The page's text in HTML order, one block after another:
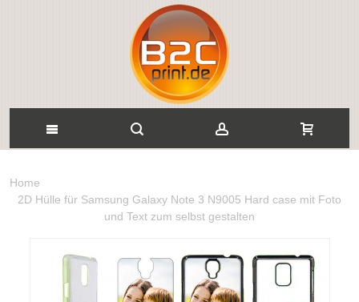
Home
2D Hülle für Samsung Galaxy Note 3 N9005 Hard case mit Foto
und Text zum selbst gestalten